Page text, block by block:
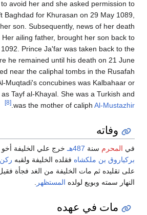
avoid her and she asked permission to
Baghdad for Khurasan on 29 May 1089,
son. Subsequently, news of her death
ailing father, brought her son back to
Prince Ja'far was taken back to the
he remained until his death on 21 June
near the caliphal tombs in the Rusafah
Muqtadi's concubines was Kalbahaar or
Tayf al-Khayal. She was a Turkish and
was the mother of caliph Al-Mustazhir
[8]
وفاته
في المحرم سنة 487هـ خرج علي الخليفة أخو
بركياروق بن ملكشاه فقلده الخليفة ولقبه ركن
على تقليده ثم مات الخليفة من الغد فجأة
النهار سمته وبويع لولده المستظهر .
مات في عهده